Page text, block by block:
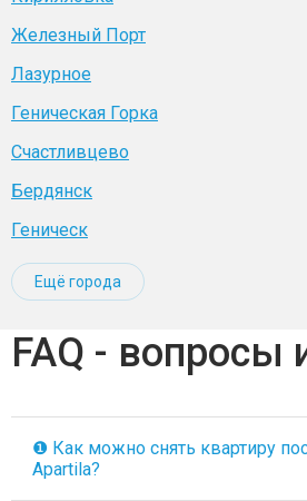
Железный Порт
Лазурное
Геническая Горка
Счастливцево
Бердянск
Геническ
Ещё города
FAQ - вопросы
❶ Как можно снять квартиру
Apartila?